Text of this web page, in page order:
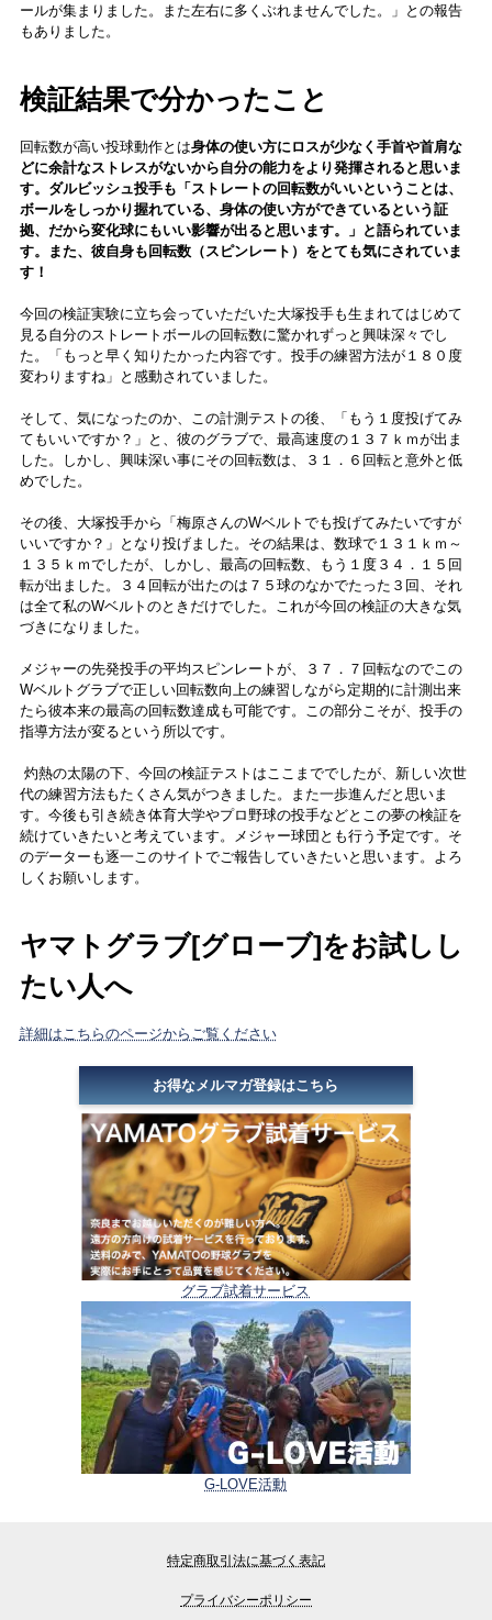
ールが集まりました。また左右に多くぶれませんでした。」との報告
もありました。
検証結果で分かったこと
回転数が高い投球動作とは身体の使い方にロスが少なく手首や首肩な
どに余計なストレスがないから自分の能力をより発揮されると思いま
す。ダルビッシュ投手も「ストレートの回転数がいいということは、
ボールをしっかり握れている、身体の使い方ができているという証
拠、だから変化球にもいい影響が出ると思います。」と語られていま
す。また、彼自身も回転数（スピンレート）をとても気にされていま
す！
今回の検証実験に立ち会っていただいた大塚投手も生まれてはじめて
見る自分のストレートボールの回転数に驚かれずっと興味深々でし
た。「もっと早く知りたかった内容です。投手の練習方法が１８０度
変わりますね」と感動されていました。
そして、気になったのか、この計測テストの後、「もう１度投げてみ
てもいいですか？」と、彼のグラブで、最高速度の１３７ｋｍが出ま
した。しかし、興味深い事にその回転数は、３１．６回転と意外と低
めでした。
その後、大塚投手から「梅原さんのWベルトでも投げてみたいですが
いいですか？」となり投げました。その結果は、数球で１３１ｋｍ～
１３５ｋｍでしたが、しかし、最高の回転数、もう１度３４．１５回
転が出ました。３４回転が出たのは７５球のなかでたった３回、それ
は全て私のWベルトのときだけでした。これが今回の検証の大きな気
づきになりました。
メジャーの先発投手の平均スピンレートが、３７．７回転なのでこの
Wベルトグラブで正しい回転数向上の練習しながら定期的に計測出来
たら彼本来の最高の回転数達成も可能です。この部分こそが、投手の
指導方法が変るという所以です。
灼熱の太陽の下、今回の検証テストはここまででしたが、新しい次世
代の練習方法もたくさん気がつきました。また一歩進んだと思いま
す。今後も引き続き体育大学やプロ野球の投手などとこの夢の検証を
続けていきたいと考えています。メジャー球団とも行う予定です。そ
のデーターも逐一このサイトでご報告していきたいと思います。よろ
しくお願いします。
ヤマトグラブ[グローブ]をお試しし
たい人へ
詳細はこちらのページからご覧ください
お得なメルマガ登録はこちら
グラブ試着サービス
G-LOVE活動
特定商取引法に基づく表記
プライバシーポリシー